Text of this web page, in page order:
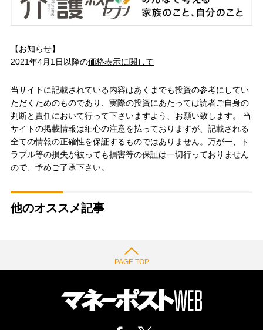
【お知らせ】
2021年4月1日以降の価格表示に関して
当サイトに記載されている内容はあくまでも投資の参考にしてい
ただくためのものであり、実際の投資にあたっては読者ご自身の
判断と責任において行って下さいますよう、お願い致します。 当
サイトの掲載情報は細心の注意を払っておりますが、記載される
全ての情報の正確性を保証するものではありません。万が一、ト
ラブル等の損失が被っても損害等の保証は一切行っておりません
ので、予めご了承下さい。
他のオススメ記事
PAGE TOP